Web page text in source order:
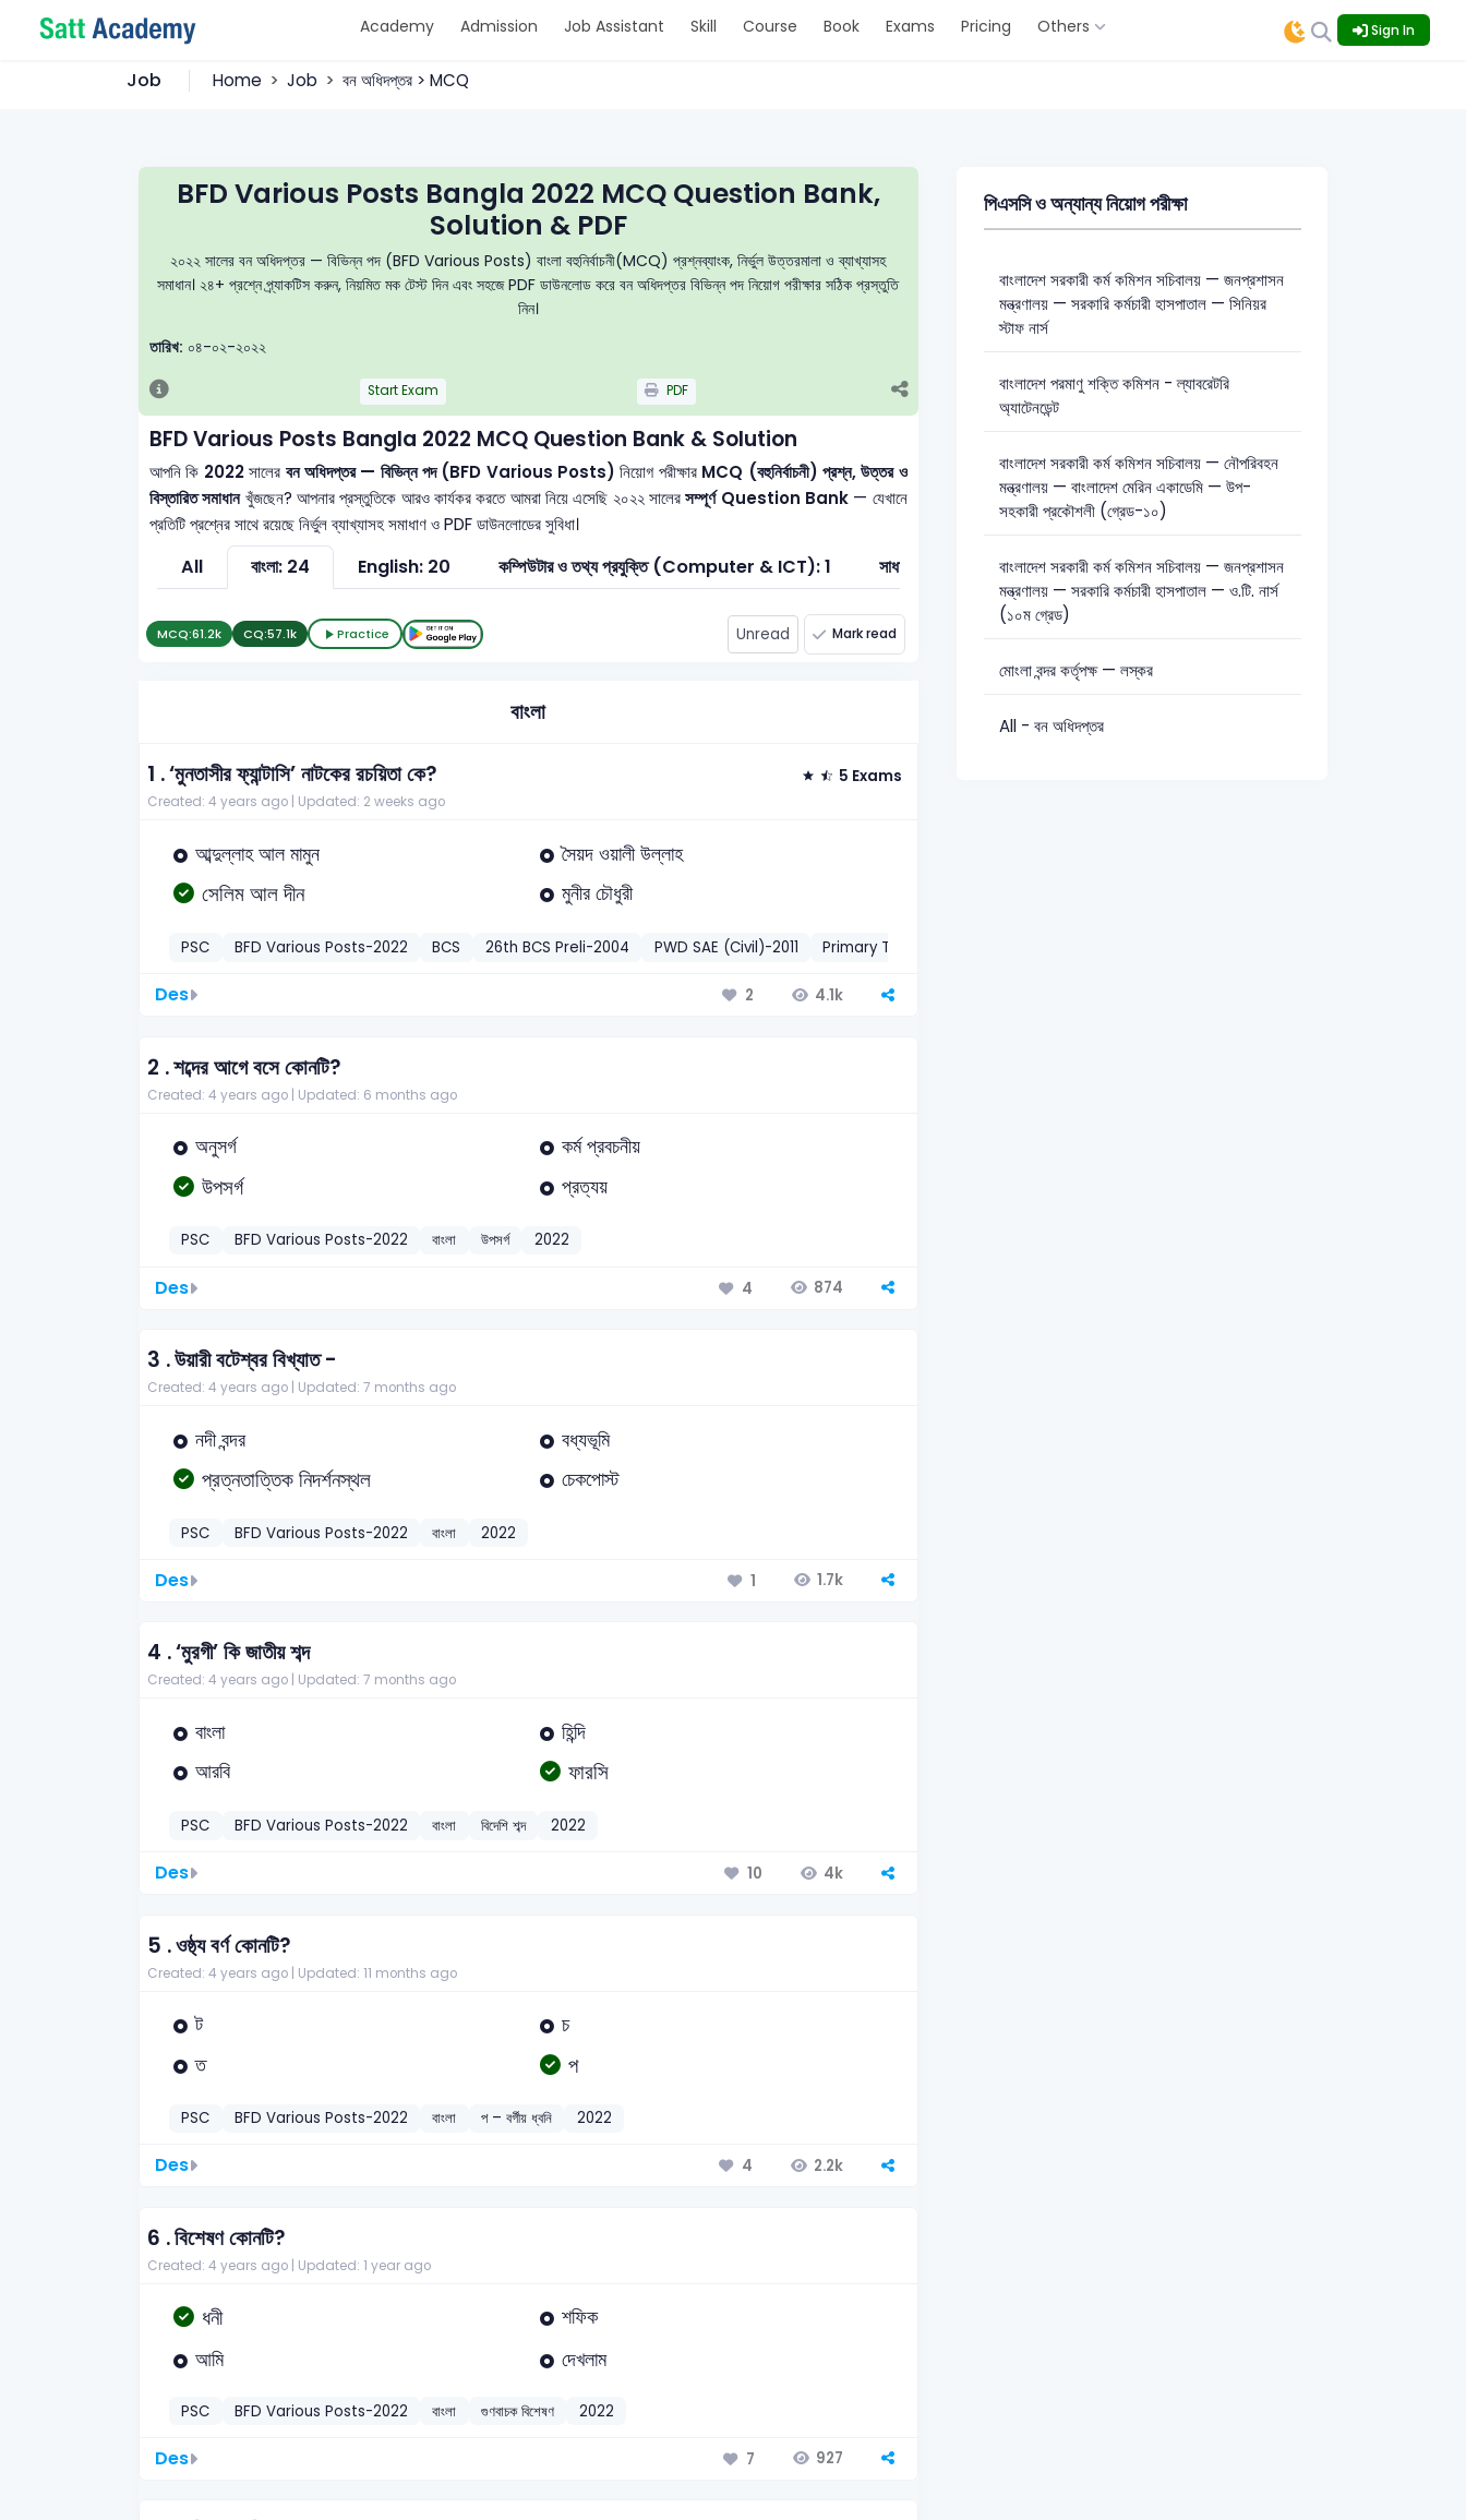
Academy Admission Job Assistant Skill Course Book Exams Pricing Others Sign In
Job Home Job বন অধিদপ্তর > MCQ
BFD Various Posts Bangla 2022 MCQ Question Bank,
Solution & PDF
২০২২ সালের বন অধিদপ্তর — বিভিন্ন পদ (BFD Various Posts) বাংলা বহুনির্বাচনী(MCQ) প্রশ্নব্যাংক, নির্ভুল উত্তরমালা ও ব্যাখ্যাসহ
সমাধান। ২৪+ প্রশ্নে প্র্যাকটিস করুন, নিয়মিত মক টেস্ট দিন এবং সহজে PDF ডাউনলোড করে বন অধিদপ্তর বিভিন্ন পদ নিয়োগ পরীক্ষার সঠিক প্রস্তুতি
নিন।
তারিখ: ০৪-০২-২০২২
Start Exam PDF
BFD Various Posts Bangla 2022 MCQ Question Bank & Solution
আপনি কি 2022সালের বন অধিদপ্তর — বিভিন্ন পদ (BFD Various Posts)নিয়োগ পরীক্ষার MCQ (বহুনির্বাচনী) প্রশ্ন, উত্তর ও
বিস্তারিত সমাধানখুঁজছেন? আপনার প্রস্তুতিকে আরও কার্যকর করতে আমরা নিয়ে এসেছি ২০২২ সালেরসম্পূর্ণ Question Bank — যেখানে
প্রতিটি প্রশ্নের সাথে রয়েছে নির্ভুল ব্যাখ্যাসহ সমাধাণ ও PDF ডাউনলোডের সুবিধা।
All বাংলা: 24 English: 20 কম্পিউটার ও তথ্য প্রযুক্তি (Computer & ICT): 1 সাধারণ জ্ঞান: 16 সাধারণ বিজ্ঞান: 18
MCQ:61.2k CQ:57.1k Practice Unread Mark read
বাংলা
1 .‘মুনতাসীর ফ্যান্টাসি’ নাটকের রচয়িতা কে? 5 Exams
Created: 4 years ago | Updated: 2 weeks ago
আব্দুল্লাহ আল মামুন সৈয়দ ওয়ালী উল্লাহ
সেলিম আল দীন মুনীর চৌধুরী
PSC BFD Various Posts-2022 BCS 26th BCS Preli-2004 PWD SAE (Civil)-2011 Primary Teacher
Des 2 4.1k
2 .শব্দের আগে বসে কোনটি?
Created: 4 years ago | Updated: 6 months ago
অনুসর্গ কর্ম প্রবচনীয়
উপসর্গ প্রত্যয়
PSC BFD Various Posts-2022 বাংলা উপসর্গ 2022
Des 4 874
3 .উয়ারী বটেশ্বর বিখ্যাত -
Created: 4 years ago | Updated: 7 months ago
নদী বন্দর বধ্যভূমি
প্রত্নতাত্তিক নিদর্শনস্থল চেকপোস্ট
PSC BFD Various Posts-2022 বাংলা 2022
Des 1 1.7k
4 .‘মুরগী’ কি জাতীয় শব্দ
Created: 4 years ago | Updated: 7 months ago
বাংলা
হিন্দি
আরবি
ফারসি
PSC BFD Various Posts-2022 বাংলা বিদেশি শব্দ 2022
Des 10 4k
5 .ওষ্ঠ্য বর্ণ কোনটি?
Created: 4 years ago | Updated: 11 months ago
ট
চ
ত
প
PSC BFD Various Posts-2022 বাংলা প – বর্গীয় ধ্বনি 2022
Des 4 2.2k
6 .বিশেষণ কোনটি?
Created: 4 years ago | Updated: 1 year ago
ধনী
শফিক
আমি
দেখলাম
PSC BFD Various Posts-2022 বাংলা গুণবাচক বিশেষণ 2022
Des 7 927
পিএসসি ও অন্যান্য নিয়োগ পরীক্ষা
বাংলাদেশ সরকারী কর্ম কমিশন সচিবালয় — জনপ্রশাসন
মন্ত্রণালয় — সরকারি কর্মচারী হাসপাতাল — সিনিয়র
স্টাফ নার্স
বাংলাদেশ পরমাণু শক্তি কমিশন - ল্যাবরেটরি
অ্যাটেনডেন্ট
বাংলাদেশ সরকারী কর্ম কমিশন সচিবালয় — নৌপরিবহন
মন্ত্রণালয় — বাংলাদেশ মেরিন একাডেমি — উপ-
সহকারী প্রকৌশলী (গ্রেড-১০)
বাংলাদেশ সরকারী কর্ম কমিশন সচিবালয় — জনপ্রশাসন
মন্ত্রণালয় — সরকারি কর্মচারী হাসপাতাল — ও.টি. নার্স
(১০ম গ্রেড)
মোংলা বন্দর কর্তৃপক্ষ — লস্কর
All - বন অধিদপ্তর